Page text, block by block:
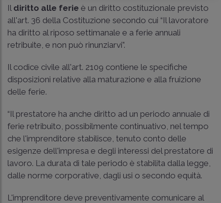
Il diritto alle ferie è un diritto costituzionale previsto
all'art. 36 della Costituzione secondo cui “Il lavoratore
ha diritto al riposo settimanale e a ferie annuali
retribuite, e non può rinunziarvi”.
Il codice civile all'art. 2109 contiene le specifiche
disposizioni relative alla maturazione e alla fruizione
delle ferie.
“Il prestatore ha anche diritto ad un periodo annuale di
ferie retribuito, possibilmente continuativo, nel tempo
che l'imprenditore stabilisce, tenuto conto delle
esigenze dell'impresa e degli interessi del prestatore di
lavoro. La durata di tale periodo è stabilita dalla legge,
dalle norme corporative, dagli usi o secondo equità.
L'imprenditore deve preventivamente comunicare al